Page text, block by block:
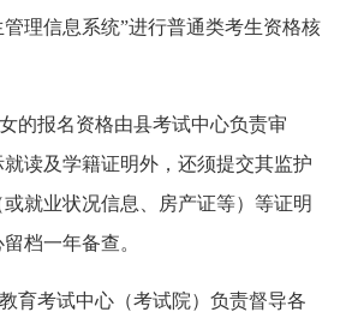
理信息系统”进行普通类考生资格核
女的报名资格由县考试中心负责审
读及学籍证明外，还须提交其监护
就业状况信息、房产证等）等证明
档一年备查。
教育考试中心（考试院）负责督导各